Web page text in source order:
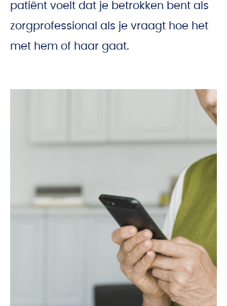
patiënt voelt dat je betrokken bent als
zorgprofessional als je vraagt hoe het
met hem of haar gaat.